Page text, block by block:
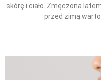
skórę i ciało. Zmęczona
przed zimą